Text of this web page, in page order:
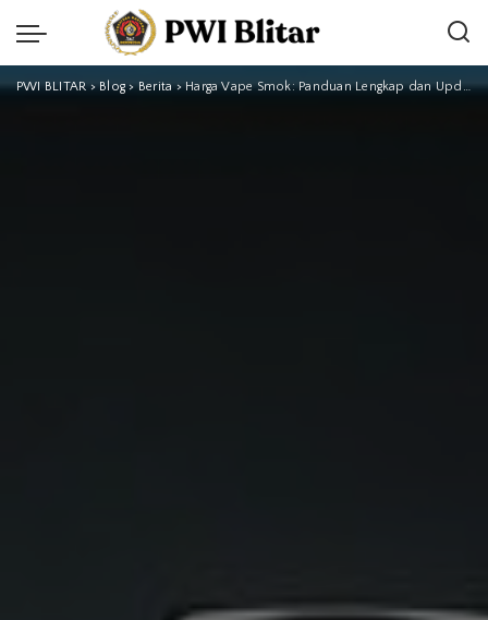
PWI BLITAR>Blog>Berita>Harga Vape Smok: Panduan Lengkap dan Update Terbaru